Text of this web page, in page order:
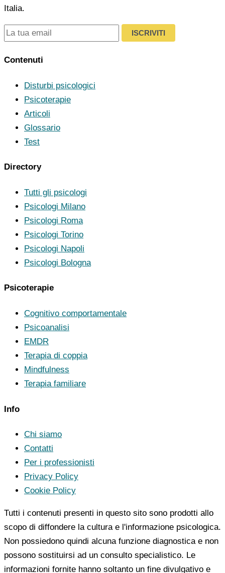
Italia.
ISCRIVITI
Contenuti
Disturbi psicologici
Psicoterapie
Articoli
Glossario
Test
Directory
Tutti gli psicologi
Psicologi Milano
Psicologi Roma
Psicologi Torino
Psicologi Napoli
Psicologi Bologna
Psicoterapie
Cognitivo comportamentale
Psicoanalisi
EMDR
Terapia di coppia
Mindfulness
Terapia familiare
Info
Chi siamo
Contatti
Per i professionisti
Privacy Policy
Cookie Policy
Tutti i contenuti presenti in questo sito sono prodotti allo
scopo di diffondere la cultura e l'informazione psicologica.
Non possiedono quindi alcuna funzione diagnostica e non
possono sostituirsi ad un consulto specialistico. Le
informazioni fornite hanno soltanto un fine divulgativo e